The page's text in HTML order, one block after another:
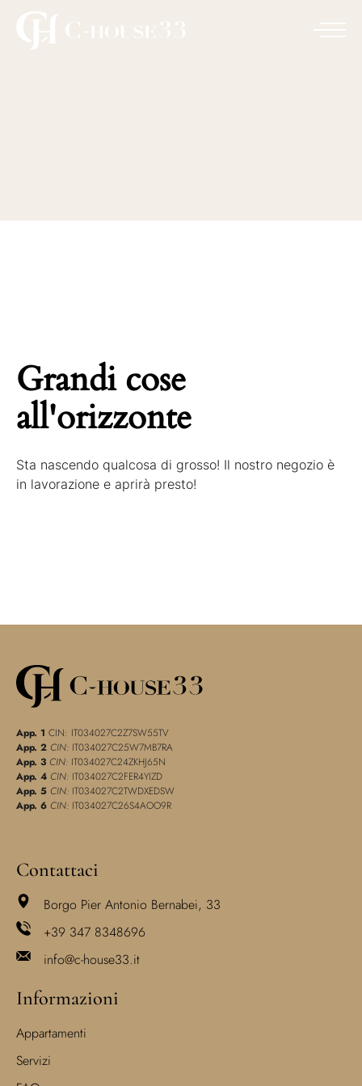
Grandi cose
all'orizzonte
Sta nascendo qualcosa di grosso! Il nostro negozio è
in lavorazione e aprirà presto!
App. 1 CIN: IT034027C2Z7SW55TV
App. 2 CIN: IT034027C25W7MB7RA
App. 3 CIN: IT034027C24ZKHJ65N
App. 4 CIN: IT034027C2FER4YIZD
App. 5 CIN: IT034027C2TWDXEDSW
App. 6 CIN: IT034027C26S4AOO9R
Contattaci
Borgo Pier Antonio Bernabei, 33
+39 347 8348696
info@c-house33.it
Informazioni
Appartamenti
Servizi